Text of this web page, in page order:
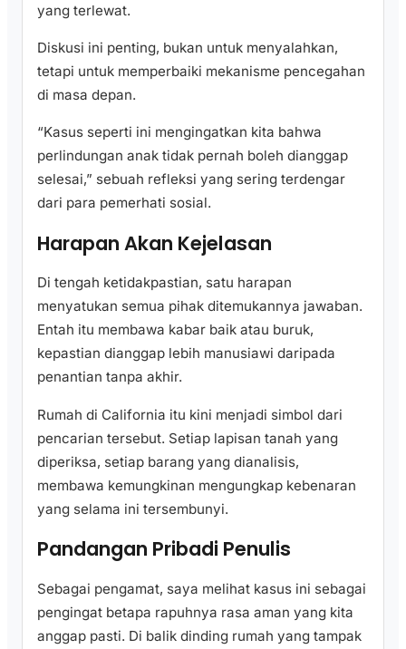
yang terlewat.
Diskusi ini penting, bukan untuk menyalahkan,
tetapi untuk memperbaiki mekanisme pencegahan
di masa depan.
“Kasus seperti ini mengingatkan kita bahwa
perlindungan anak tidak pernah boleh dianggap
selesai,” sebuah refleksi yang sering terdengar
dari para pemerhati sosial.
Harapan Akan Kejelasan
Di tengah ketidakpastian, satu harapan
menyatukan semua pihak ditemukannya jawaban.
Entah itu membawa kabar baik atau buruk,
kepastian dianggap lebih manusiawi daripada
penantian tanpa akhir.
Rumah di California itu kini menjadi simbol dari
pencarian tersebut. Setiap lapisan tanah yang
diperiksa, setiap barang yang dianalisis,
membawa kemungkinan mengungkap kebenaran
yang selama ini tersembunyi.
Pandangan Pribadi Penulis
Sebagai pengamat, saya melihat kasus ini sebagai
pengingat betapa rapuhnya rasa aman yang kita
anggap pasti. Di balik dinding rumah yang tampak